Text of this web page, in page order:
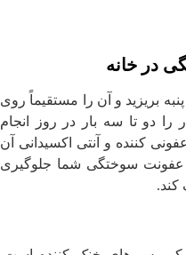
در خانه
بریزید و آن را مستقیماً روی
را دو تا سه بار در روز انجام
کننده و آنتی اکسیدانی آن
عفونت سوختگی شما جلوگیری
کند.